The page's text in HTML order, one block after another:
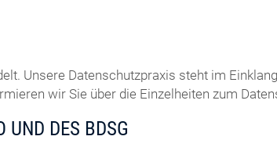
Unsere Datenschutzpraxis steht im
wir Sie über die Einzelheiten zum
UND DES BDSG